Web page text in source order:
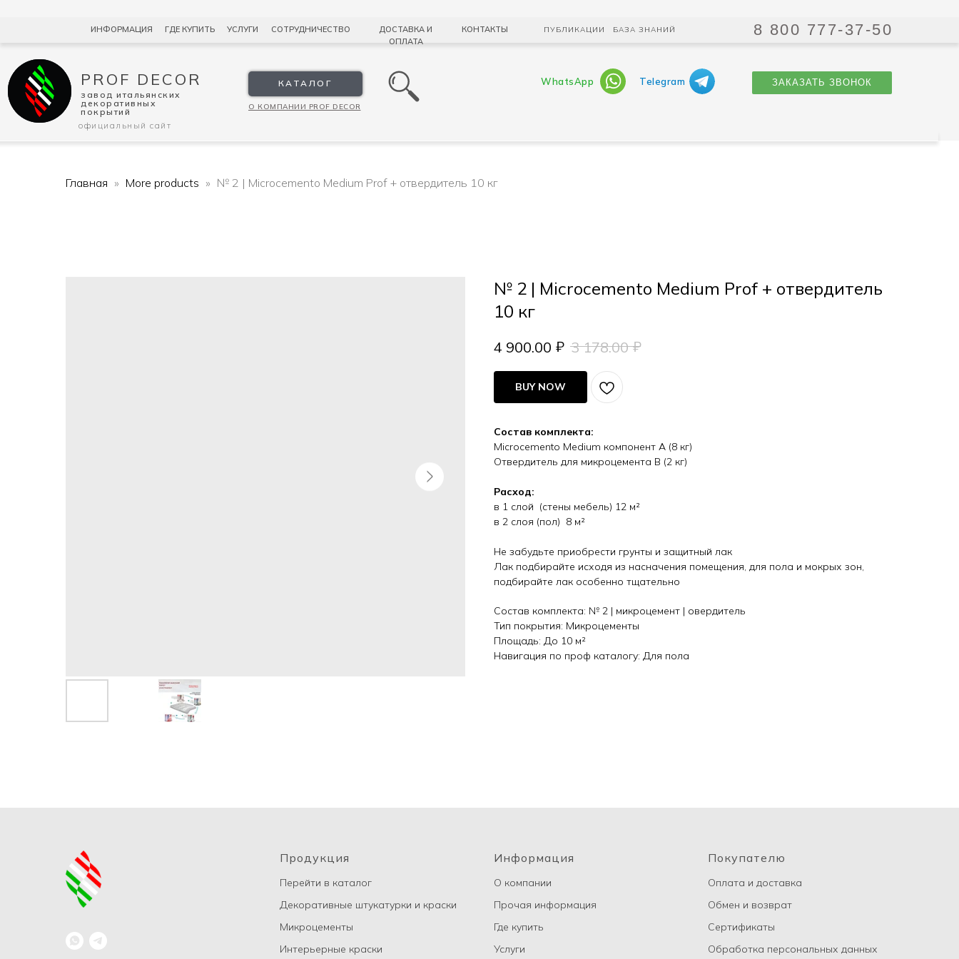
ИНФОРМАЦИЯ УСЛУГИ
ГДЕ КУПИТЬ
О КОМПАНИИ PROF DECOR
СОТРУДНИЧЕСТВО
ДОСТАВКА И
ОПЛАТА
КОНТАКТЫ БАЗА ЗНАНИЙ
официальный сайт
8 800 777-37-50
ПУБЛИКАЦИИ
завод итальянских
декоративных
покрытий
PROF DECOR КАТАЛОГ WhatsApp ЗАКАЗАТЬ ЗВОНОК
Telegram
Главная More products № 2 | Microcemento Medium Prof + отвердитель 10 кг
№ 2 | Microcemento Medium Prof + отвердитель
10 кг
4 900.00 ₽ 3 178.00 ₽
BUY NOW
Состав комплекта:
Microcemento Medium компонент А (8 кг)
Отвердитель для микроцемента B (2 кг)
Расход:
в 1 слой (стены мебель) 12 м²
в 2 слоя (пол) 8 м²
Не забудьте приобрести грунты и защитный лак
Лак подбирайте исходя из насначения помещения, для пола и мокрых зон,
подбирайте лак особенно тщательно
Состав комплекта: № 2 | микроцемент | овердитель
Тип покрытия: Микроцементы
Площадь: До 10 м²
Навигация по проф каталогу: Для пола
Продукция
Перейти в каталог
Декоративные штукатурки и краски
Микроцементы
Интерьерные краски
Информация
О компании
Прочая информация
Где купить
Услуги
Покупателю
Оплата и доставка
Обмен и возврат
Сертификаты
Обработка персональных данных